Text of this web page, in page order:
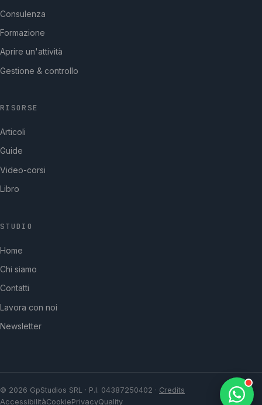
Consulenza
Formazione
Aprire un'attività
Gestione & controllo
RISORSE
Articoli
Guide
Video-corsi
Libro
STUDIO
Home
Chi siamo
Contatti
Lavora con noi
Newsletter
© 2026 GpStudios SRL · P.I. 04387250402 · Credits
AccessibilitàCookiePrivacyQuality